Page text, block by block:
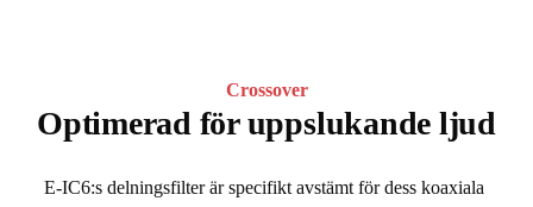
Crossover
Optimerad för uppslukande ljud
E-IC6:s delningsfilter är specifikt avstämt för dess koaxiala